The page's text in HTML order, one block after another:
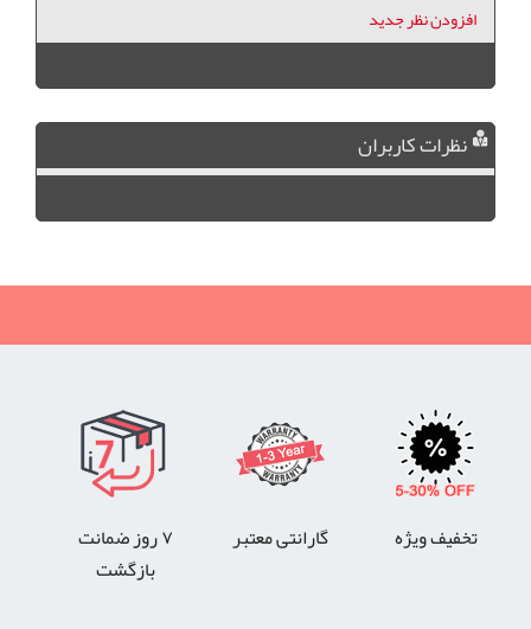
افزودن نظر جدید
نظرات کاربران
تخفیف ویژه گارانتی معتبر
۷ روز ضمانت
بازگشت